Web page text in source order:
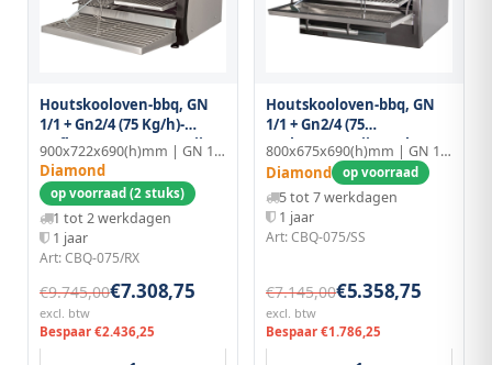
Houtskooloven-bbq, GN
1/1 + Gn2/4 (75 Kg/h)-
Hefbare Deur/roestvrij
Staal
900x722x690(h)mm | GN 1/1
Diamond
op voorraad (2 stuks)
1 tot 2 werkdagen
1 jaar
Art: CBQ-075/RX
€9.745,00€7.308,75
excl. btw
Bespaar €2.436,25
Houtskooloven-bbq, GN
1/1 + Gn2/4 (75
Kg/h)/roestvrij Staal
800x675x690(h)mm | GN 1/1
Diamond op voorraad
5 tot 7 werkdagen
1 jaar
Art: CBQ-075/SS
€7.145,00€5.358,75
excl. btw
Bespaar €1.786,25